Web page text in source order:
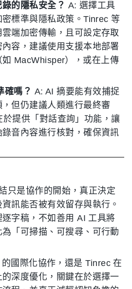
的隱私安全？ A: 選擇工具
標準與隱私政策。Tinrec 等
端加密傳輸，且可設定存取
容，建議使用支援本地部署
MacWhisper），或在上傳
確嗎？ A: AI 摘要能有效捕捉
但仍建議人類進行最終審
於提供「對話查詢」功能，讓
音內容進行核對，確保資訊
只是協作的開始，真正決定
訊能否被有效留存與執行。
字稿，不如善用 AI 工具將
為「可掃描、可搜尋、可行動
國際化協作，還是 Tinrec 在
深度優化，關鍵在於選擇一